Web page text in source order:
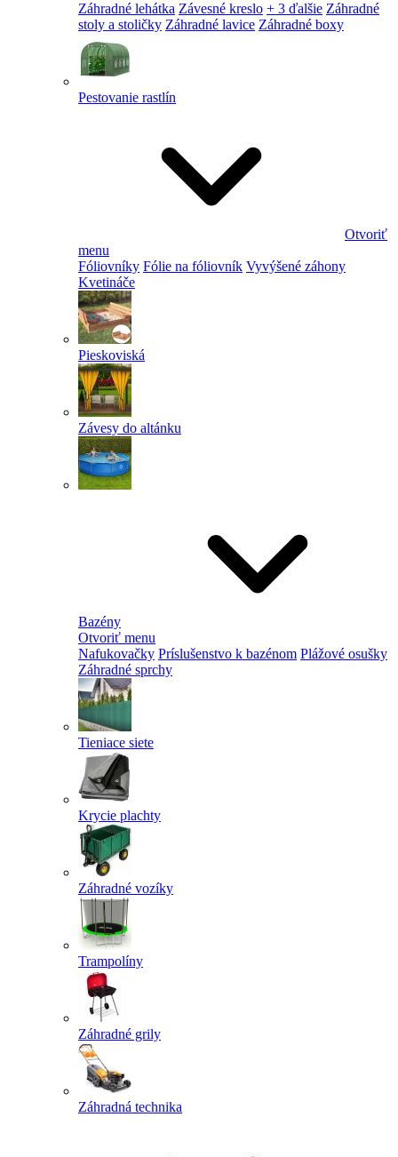
Záhradné lehátka Závesné kreslo + 3 ďalšie Záhradné
stoly a stoličky Záhradné lavice Záhradné boxy
Pestovanie rastlín
Otvoriť
menu
Fóliovníky Fólie na fóliovník Vyvýšené záhony
Kvetináče
Pieskoviská
Závesy do altánku
Bazény
Otvoriť menu
Nafukovačky Príslušenstvo k bazénom Plážové osušky
Záhradné sprchy
Tieniace siete
Krycie plachty
Záhradné vozíky
Trampolíny
Záhradné grily
Záhradná technika